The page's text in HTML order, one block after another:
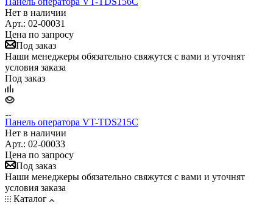
Нет в наличии
Арт.: 02-00031
Цена по запросу
Под заказ
Наши менеджеры обязательно свяжутся с вами и уточнят
условия заказа
Под заказ
Панель оператора VT-TDS215C
Нет в наличии
Арт.: 02-00033
Цена по запросу
Под заказ
Наши менеджеры обязательно свяжутся с вами и уточнят
условия заказа
Каталог